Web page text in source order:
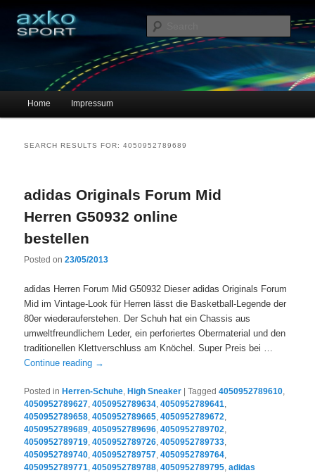
axko-sport – Sportschuhe online
Main menu
Skip to primary content
Skip to secondary content
Home Impressum
SEARCH RESULTS FOR:4050952789689
adidas Originals Forum Mid
Herren G50932 online
bestellen
Posted on23/05/2013
adidas Herren Forum Mid G50932 Dieser adidas Originals Forum
Mid im Vintage-Look für Herren lässt die Basketball-Legende der
80er wiederauferstehen. Der Schuh hat ein Chassis aus
umweltfreundlichem Leder, ein perforiertes Obermaterial und den
traditionellen Klettverschluss am Knöchel. Super Preis bei …
Continue reading →
Posted in Herren-Schuhe ,High Sneaker |Tagged 4050952789610
4050952789627 ,4050952789634 ,4050952789641
4050952789658 ,4050952789665 ,4050952789672
4050952789689 ,4050952789696 ,4050952789702
4050952789719 ,4050952789726 ,4050952789733
4050952789740 ,4050952789757 ,4050952789764
4050952789771 ,4050952789788 ,4050952789795 ,adidas